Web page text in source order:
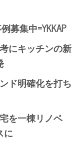
募集中=YKKAP
にキッチンの新
ド明確化を打ち
を一棟リノベ
に